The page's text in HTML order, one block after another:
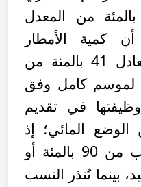
الحالي وصل إلى 41 بالمئة من المعدل
كمية الأمطار
المتساقطة حتى الآن تعادل 41 بالمئة من
لموسم كامل وفق
في تقديم
المائي؛ إذ
تشير النسب التي تقترب من 90 بالمئة أو
بينما تُنذر النسب